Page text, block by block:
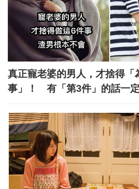
真正寵老婆的男人，才捨得「
事」！ 有「第3件」的話一